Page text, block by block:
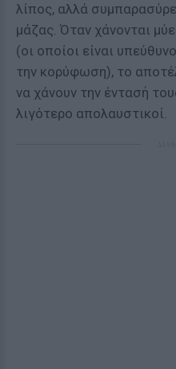
λίπος, αλλά
μάζας. Όταν χάνονται
(οι οποίοι είναι
την κορύφωση), το
να χάνουν την έντασή
λιγότερο απολαυστικοί.